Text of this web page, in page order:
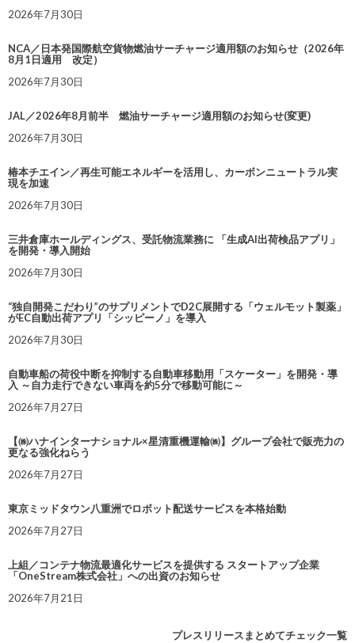
2026年7月30日
NCA／日本発国際航空貨物燃油サーチャージ適用額のお知らせ（2026年
8月1日適用 改定）
2026年7月30日
JAL／2026年8月前半 燃油サーチャージ適用額のお知らせ(変更)
2026年7月30日
椿本チエイン／再生可能エネルギーを活用し、カーボンニュートラル実
現を加速
2026年7月30日
三井倉庫ホールディングス、受託物流業務に 「生成AI出荷検品アプリ」
を開発・導入開始
2026年7月30日
“独自開発こだわり”のサプリメントでD2C展開する「ウェルモット製薬」
がEC自動出荷アプリ「シッピーノ」を導入
2026年7月30日
自動車船の荷役中断を抑制する自動車移動用「スケーター」を開発・導
入 ～自力走行できない車両を約5分で移動可能に～
2026年7月27日
【㈱ハナインターナショナル×星清重機運輸㈱】グループ会社で販売力の
更なる強化ねらう
2026年7月27日
東京ミッドタウン八重洲でロボット配送サービスを本格始動
2026年7月27日
上組／コンテナ物流最適化サービスを提供する スタートアップ企業
「OneStream株式会社」への出資のお知らせ
2026年7月21日
プレスリリースまとめてチェック一覧